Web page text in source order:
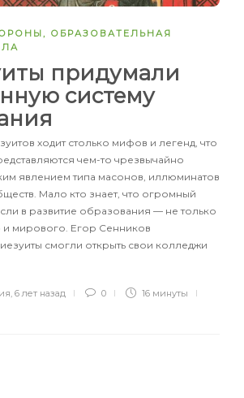
, ОБРАЗОВАТЕЛЬНАЯ
придумали
систему
ходит столько мифов и легенд, что
чем-то чрезвычайно
явлением типа масонов, иллюминатов
Мало кто знает, что огромный
в развитие образования — не только
и мирового. Егор Сенников
иезуиты смогли открыть свои колледжи
, 6 лет назад 0 16 минуты